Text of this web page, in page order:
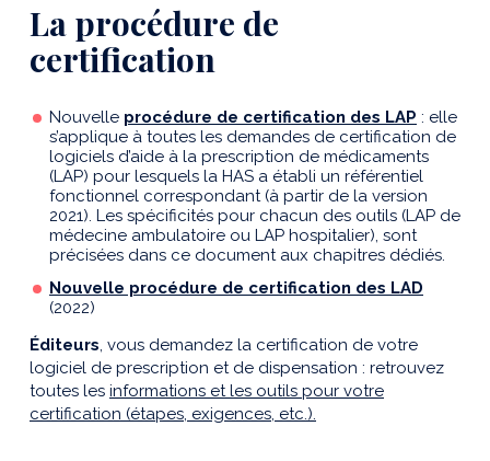
La procédure de
certification
Nouvelle procédure de certification des LAP : elle
s’applique à toutes les demandes de certification de
logiciels d’aide à la prescription de médicaments
(LAP) pour lesquels la HAS a établi un référentiel
fonctionnel correspondant (à partir de la version
2021). Les spécificités pour chacun des outils (LAP de
médecine ambulatoire ou LAP hospitalier), sont
précisées dans ce document aux chapitres dédiés.
Nouvelle procédure de certification des LAD
(2022)
Éditeurs, vous demandez la certification de votre
logiciel de prescription et de dispensation : retrouvez
toutes les informations et les outils pour votre
certification (étapes, exigences, etc.).